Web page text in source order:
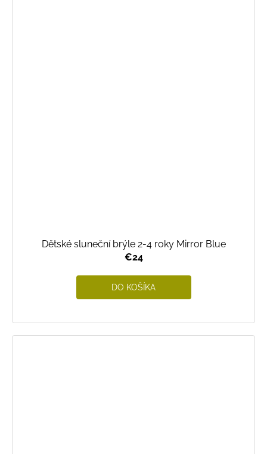
Dětské sluneční brýle 2-4 roky Mirror Blue
€24
DO KOŠÍKA